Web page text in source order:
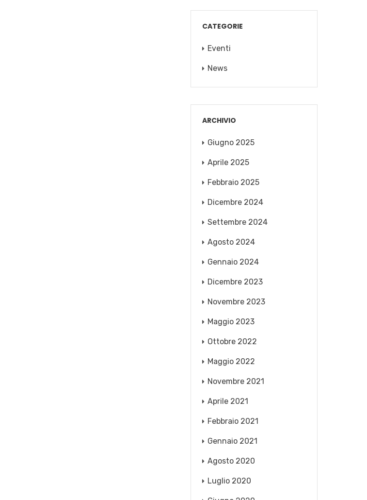
CATEGORIE
Eventi
News
ARCHIVIO
Giugno 2025
Aprile 2025
Febbraio 2025
Dicembre 2024
Settembre 2024
Agosto 2024
Gennaio 2024
Dicembre 2023
Novembre 2023
Maggio 2023
Ottobre 2022
Maggio 2022
Novembre 2021
Aprile 2021
Febbraio 2021
Gennaio 2021
Agosto 2020
Luglio 2020